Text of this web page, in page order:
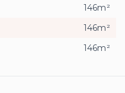
146m²
146m²
146m²